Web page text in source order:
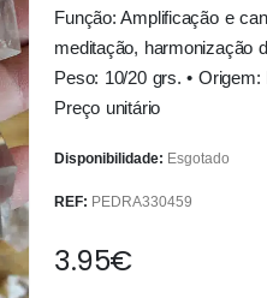
Função: Amplificação e
meditação, harmonização
Peso: 10/20 grs. • Origem:
Preço unitário
Disponibilidade: Esgotado
REF: PEDRA330459
3.95€